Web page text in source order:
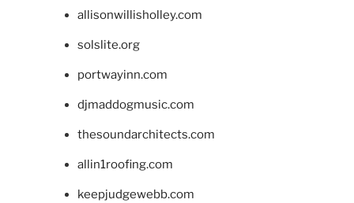
allisonwillisholley.com
solslite.org
portwayinn.com
djmaddogmusic.com
thesoundarchitects.com
allin1roofing.com
keepjudgewebb.com